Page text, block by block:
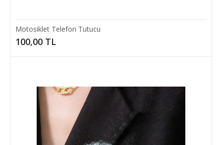
Motosiklet Telefon Tutucu
100,00 TL